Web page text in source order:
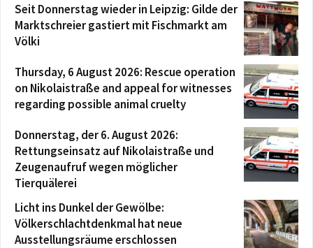
Seit Donnerstag wieder in Leipzig: Gilde der
Marktschreier gastiert mit Fischmarkt am
Völki
Thursday, 6 August 2026: Rescue operation
on Nikolaistraße and appeal for witnesses
regarding possible animal cruelty
Donnerstag, der 6. August 2026:
Rettungseinsatz auf Nikolaistraße und
Zeugenaufruf wegen möglicher
Tierquälerei
Licht ins Dunkel der Gewölbe:
Völkerschlachtdenkmal hat neue
Ausstellungsräume erschlossen